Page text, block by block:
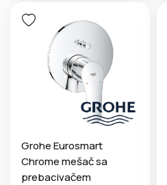
Grohe Eurosmart
Chrome mešač sa
prebacivačem